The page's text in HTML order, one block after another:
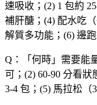
速吸收；(2) 1 包約
補肝醣；(4) 配水吃
解質多功能；(6) 邊
Q：「 何時 」需要能
可；(2) 60-90 分看狀
3-4 包；(5) 馬拉松（